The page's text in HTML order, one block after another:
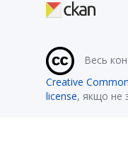
Весь
Creative
license, якщо не